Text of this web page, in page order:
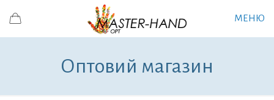
МЕНЮ
Оптовий магазин